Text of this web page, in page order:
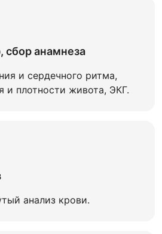
сбор анамнеза
и сердечного ритма,
и плотности живота, ЭКГ.
анализ крови.